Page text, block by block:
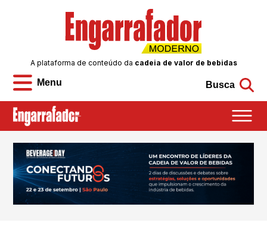
Menu
A plataforma de conteúdo da cadeia de valor de bebidas
Busca